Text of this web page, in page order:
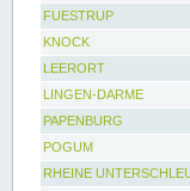
FUESTRUP
KNOCK
LEERORT
LINGEN-DARME
PAPENBURG
POGUM
RHEINE